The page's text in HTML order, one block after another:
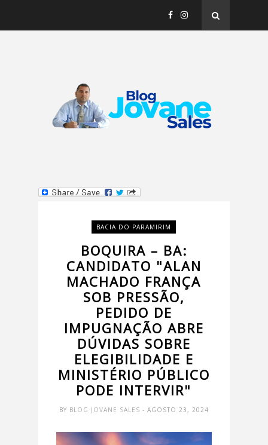
BACIA DO PARAMIRIM
BOQUIRA – BA:
CANDIDATO "ALAN
MACHADO FRANÇA
SOB PRESSÃO,
PEDIDO DE
IMPUGNAÇÃO ABRE
DÚVIDAS SOBRE
ELEGIBILIDADE E
MINISTÉRIO PÚBLICO
PODE INTERVIR"
BY BLOG JOVANE SALES - AGOSTO 23, 2024